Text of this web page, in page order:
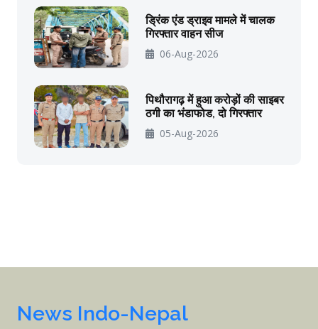
ड्रिंक एंड ड्राइव मामले में चालक
गिरफ्तार वाहन सीज
06-Aug-2026
पिथौरागढ़ में हुआ करोड़ों की साइबर
ठगी का भंडाफोड, दो गिरफ्तार
05-Aug-2026
News Indo-Nepal